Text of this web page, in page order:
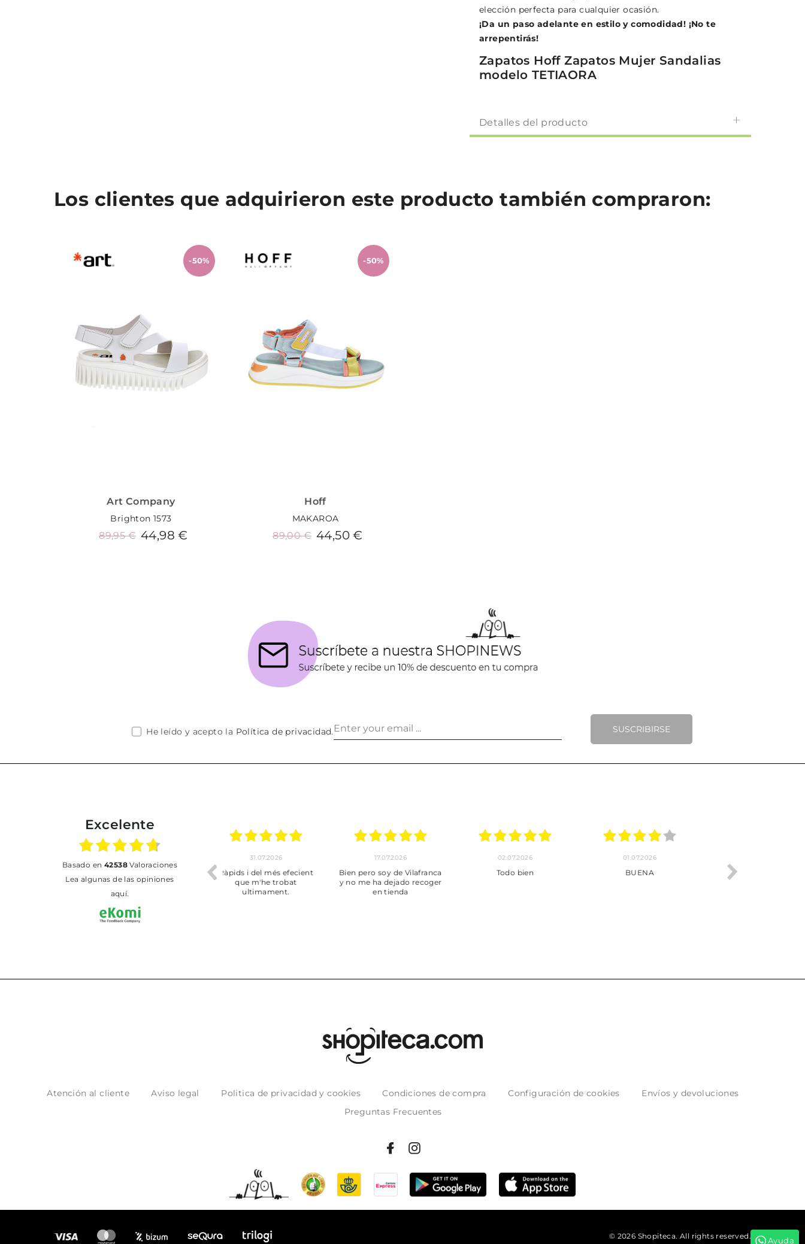
elección perfecta para cualquier ocasión.
¡Da un paso adelante en estilo y comodidad! ¡No te
arrepentirás!
Zapatos Hoff Zapatos Mujer Sandalias
modelo TETIAORA
Detalles del producto
Los clientes que adquirieron este producto también compraron:
-50%
Art Company
Brighton 1573
44,98 €
89,95 €
-50%
Hoff
MAKAROA
44,50 €
89,00 €
SUSCRIBIRSE
He leído y acepto la Política de privacidad.
Excelente
basado en 42538Valoraciones
Lea algunas de las opiniones
aquí.
30.06.2026
Tot perfecte
24.06.2026
***
23.06.2026
Pedido hecho, pedido
22.06.2026
Servicio muy completo
Atención al cliente Aviso legal Politica de privacidad y cookies Condiciones de compra Configuración de cookies
Envíos y devoluciones
Preguntas Frecuentes
© 2026 Shopiteca. All rights reserved. Ayuda